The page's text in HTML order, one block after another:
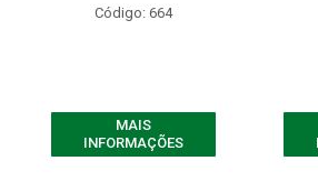
Código: 664
MAIS
INFORMAÇÕES